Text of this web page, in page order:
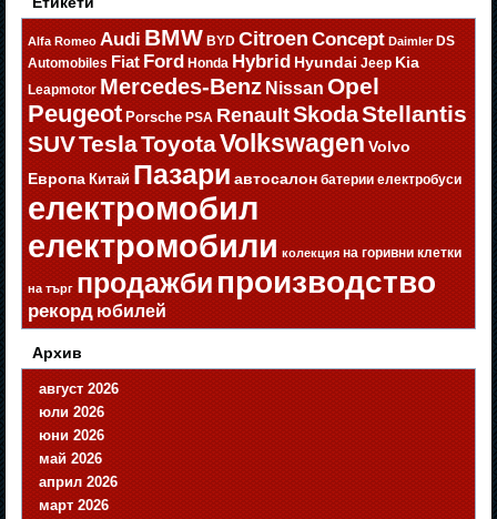
Alfa Romeo Audi BMW BYD Citroen Concept Daimler DS
Automobiles Fiat Ford Honda Hybrid Hyundai Jeep Kia
Leapmotor Mercedes-Benz Nissan Opel
Peugeot Porsche PSA RenaultSkodaStellantis
SUVTeslaToyotaVolkswagen Volvo
Европа Китай Пазари автосалон батерии електробуси
електромобил
електромобили колекция на горивни клетки
на търг продажбипроизводство
рекорд юбилей
Архив
август 2026
юли 2026
юни 2026
май 2026
април 2026
март 2026